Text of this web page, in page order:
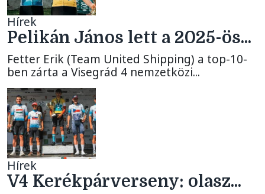
Hírek
Pelikán János lett a 2025-ös...
Fetter Erik (Team United Shipping) a top-10-
ben zárta a Visegrád 4 nemzetközi...
Hírek
V4 Kerékpárverseny: olasz...